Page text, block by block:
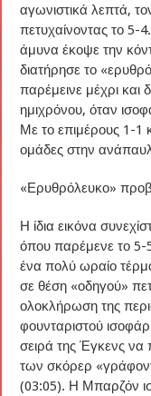
αγωνιστικά λεπτά,
πετυχαίνοντας το 5-
άμυνα έκοψε την
διατήρησε το
παρέμεινε μέχρι και
ημιχρόνου, όταν
Με το επιμέρους 1-1
ομάδες στην
«Ερυθρόλευκο»
Η ίδια εικόνα
όπου παρέμενε το
ένα πολύ ωραίο
σε θέση «οδηγού»
ολοκλήρωση της
φουνταριστού
σειρά της Έγκενς να
των σκόρερ
(03:05). Η Μπαρζόν